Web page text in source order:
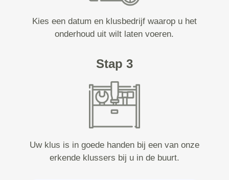
Kies een datum en klusbedrijf waarop u het
onderhoud uit wilt laten voeren.
Stap 3
Uw klus is in goede handen bij een van onze
erkende klussers bij u in de buurt.